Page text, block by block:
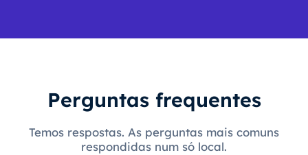
Perguntas frequentes
Temos respostas. As perguntas mais comuns
respondidas num só local.